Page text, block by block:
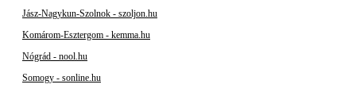
Jász-Nagykun-Szolnok - szoljon.hu
Komárom-Esztergom - kemma.hu
Nógrád - nool.hu
Somogy - sonline.hu